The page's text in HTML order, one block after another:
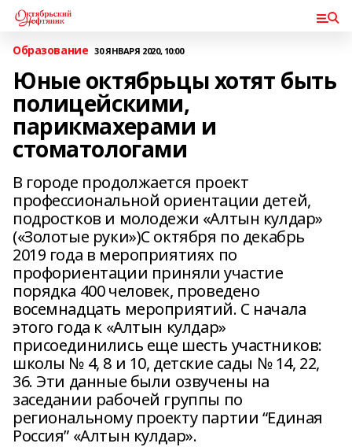
Образование 30 ЯНВАРЯ 2020, 10:00
Юные октябрьцы хотят быть
полицейскими,
парикмахерами и
стоматологами
В городе продолжается проект
профессиональной ориентации детей,
подростков и молодежи «Алтын кулдар»
(«Золотые руки»)С октября по декабрь
2019 года в мероприятиях по
профориентации приняли участие
порядка 400 человек, проведено
восемнадцать мероприятий. С начала
этого года к «Алтын кулдар»
присоединились еще шесть участников:
школы № 4, 8 и 10, детские сады № 14, 22,
36. Эти данные были озвучены на
заседании рабочей группы по
региональному проекту партии “Единая
Россия” «Алтын кулдар».